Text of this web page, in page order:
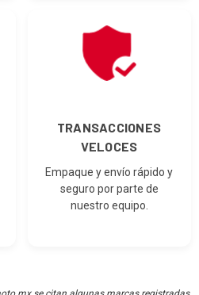
TRANSACCIONES
VELOCES
Empaque y envío rápido y
seguro por parte de
nuestro equipo.